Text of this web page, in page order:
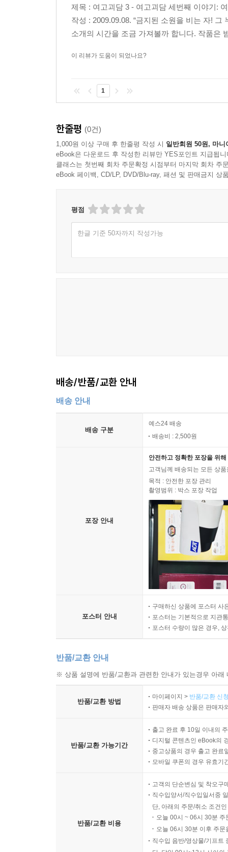
제목 : 여고괴담 3 - 여고괴담 세번째 이야기:
작성 : 2009.09.08. “금지된 소원을 비는 자! 그
소개의 시간을 조금 가져볼까 합니다. 작품은
이 리뷰가 도움이 되었나요?
1
한줄평 (0건)
1,000원 이상 구매 후 한줄평 작성 시 일반회원 50원, 마니
eBook은 다운로드 후 작성한 리뷰만 YES포인트 지급됩니
클래스는 첫번째 회차 주문확정 시점부터 마지막 회차 주
eBook 페이백, CD/LP, DVD/Blu-ray, 패션 및 판매금지 상
평점
한글 기준 50자까지 작성가능
배송/반품/교환 안내
배송 안내
배송 구분
예스24 배송
배송비 : 2,500원
포장 안내
안전하고 정확한 포장을 위
고객님께 배송되는 모든 상
목적 : 안전한 포장 관리
촬영범위 : 박스 포장 작업
포스터 안내
구매하신 상품에 포스터 사
포스터는 기본적으로 지관
포스터 수량이 많은 경우,
반품/교환 안내
※ 상품 설명에 반품/교환과 관련한 안내가 있는경우 아
반품/교환 방법
마이페이지 > 반품/교환 신
판매자 배송 상품은 판매자
반품/교환 가능기간
출고 완료 후 10일 이내의
디지털 콘텐츠인 eBook의
중고상품의 경우 출고 완료
모바일 쿠폰의 경우 유효기
반품/교환 비용
고객의 단순변심 및 착오구
직수입양서/직수입일서중
단, 아래의 주문/취소 조건
오늘 00시 ~ 06시 30분
오늘 06시 30분 이후 주
직수입 음반/영상물/기프트